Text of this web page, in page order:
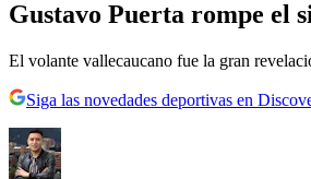
Gustavo Puerta rompe el
El volante vallecaucano fue la gran
Siga las novedades deportivas en